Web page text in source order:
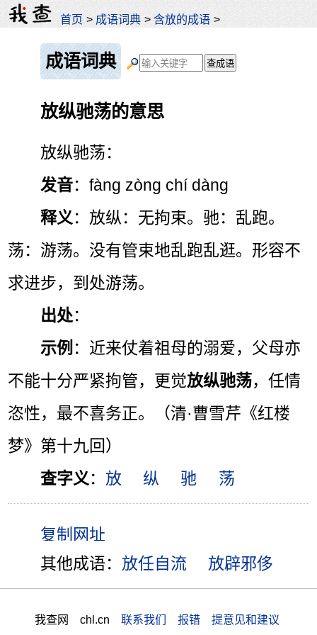
首页 > 成语词典 >含放的成语 >
成语词典
放纵驰荡的意思
放纵驰荡：
发音：fàng zòng chí dàng
释义 ：放纵：无拘束。驰：乱跑。
荡：游荡。没有管束地乱跑乱逛。形容不
求进步，到处游荡。
出处：
示例 ：近来仗着祖母的溺爱，父母亦
不能十分严紧拘管，更觉放纵驰荡，任情
恣性，最不喜务正。（清·曹雪芹《红楼
梦》第十九回）
查字义 ： 放 纵 驰 荡
其他成语： 放任自流 放辟邪侈
我查网 chl.cn 联系我们 报错 提意见和建议